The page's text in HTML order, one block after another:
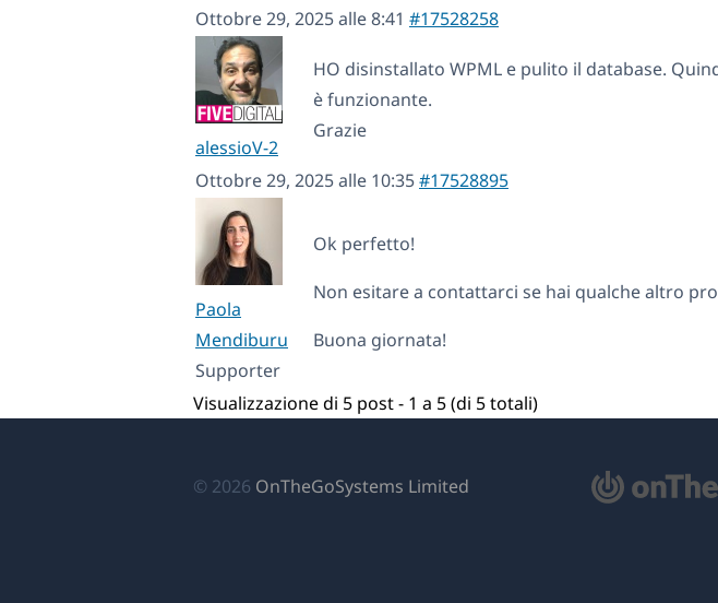
Ottobre 29, 2025 alle 8:41 #17528258
alessioV-2
HO disinstallato WPML e pulito il database.
è funzionante.
Grazie
Ottobre 29, 2025 alle 10:35#17528895
Paola
Mendiburu
Supporter
Ok perfetto!
Non esitare a contattarci se hai qualche altro
Buona giornata!
Visualizzazione di 5 post - 1 a 5 (di 5 totali)
© 2026 OnTheGoSystems Limited